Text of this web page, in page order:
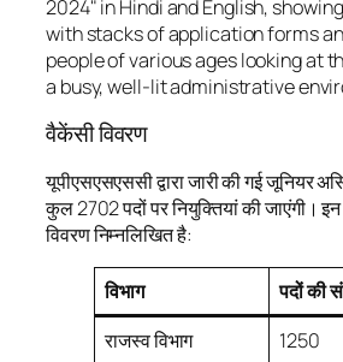
वैकेंसी विवरण
यूपीएसएसएससी द्वारा जारी की गई जूनियर
कुल 2702 पदों पर नियुक्तियां की जाएंगी। इन
विवरण निम्नलिखित है:
विभाग
पदों की
राजस्व विभाग
1250